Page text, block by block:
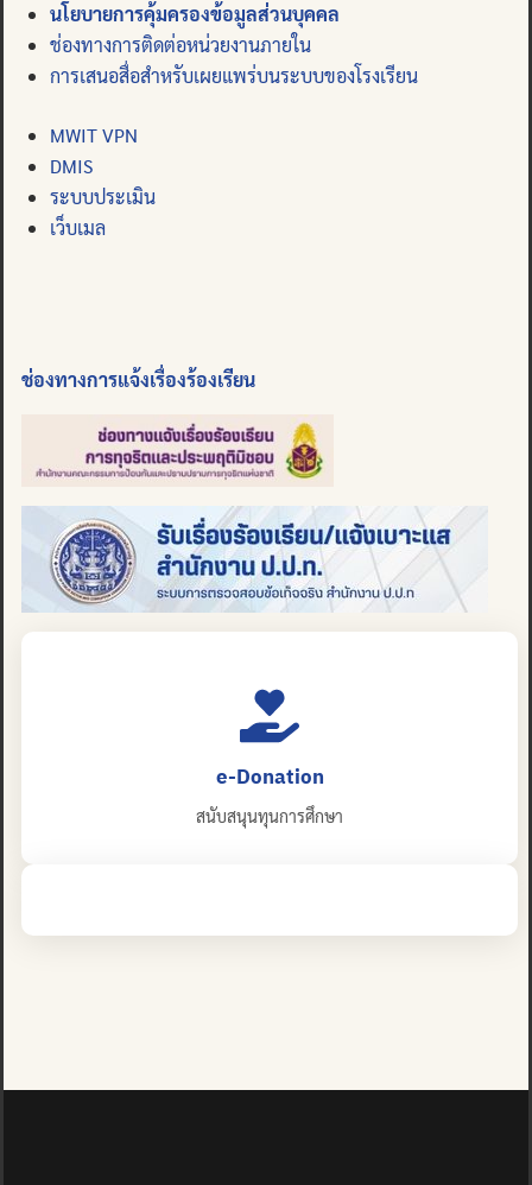
นโยบายการคุ้มครองข้อมูลส่วนบุคคล
ช่องทางการติดต่อหน่วยงานภายใน
การเสนอสื่อสำหรับเผยแพร่บนระบบของโรงเรียน
MWIT VPN
DMIS
ระบบประเมิน
เว็บเมล
ช่องทางการแจ้งเรื่องร้องเรียน
e-Donation
สนับสนุนทุนการศึกษา